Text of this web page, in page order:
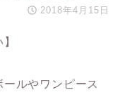
2018年4月15日
ルやワンピース